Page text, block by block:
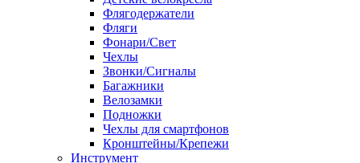
Флягодержатели
Фляги
Фонари/Свет
Чехлы
Звонки/Сигналы
Багажники
Велозамки
Подножки
Чехлы для смартфонов
Кронштейны/Крепежи
Инструмент